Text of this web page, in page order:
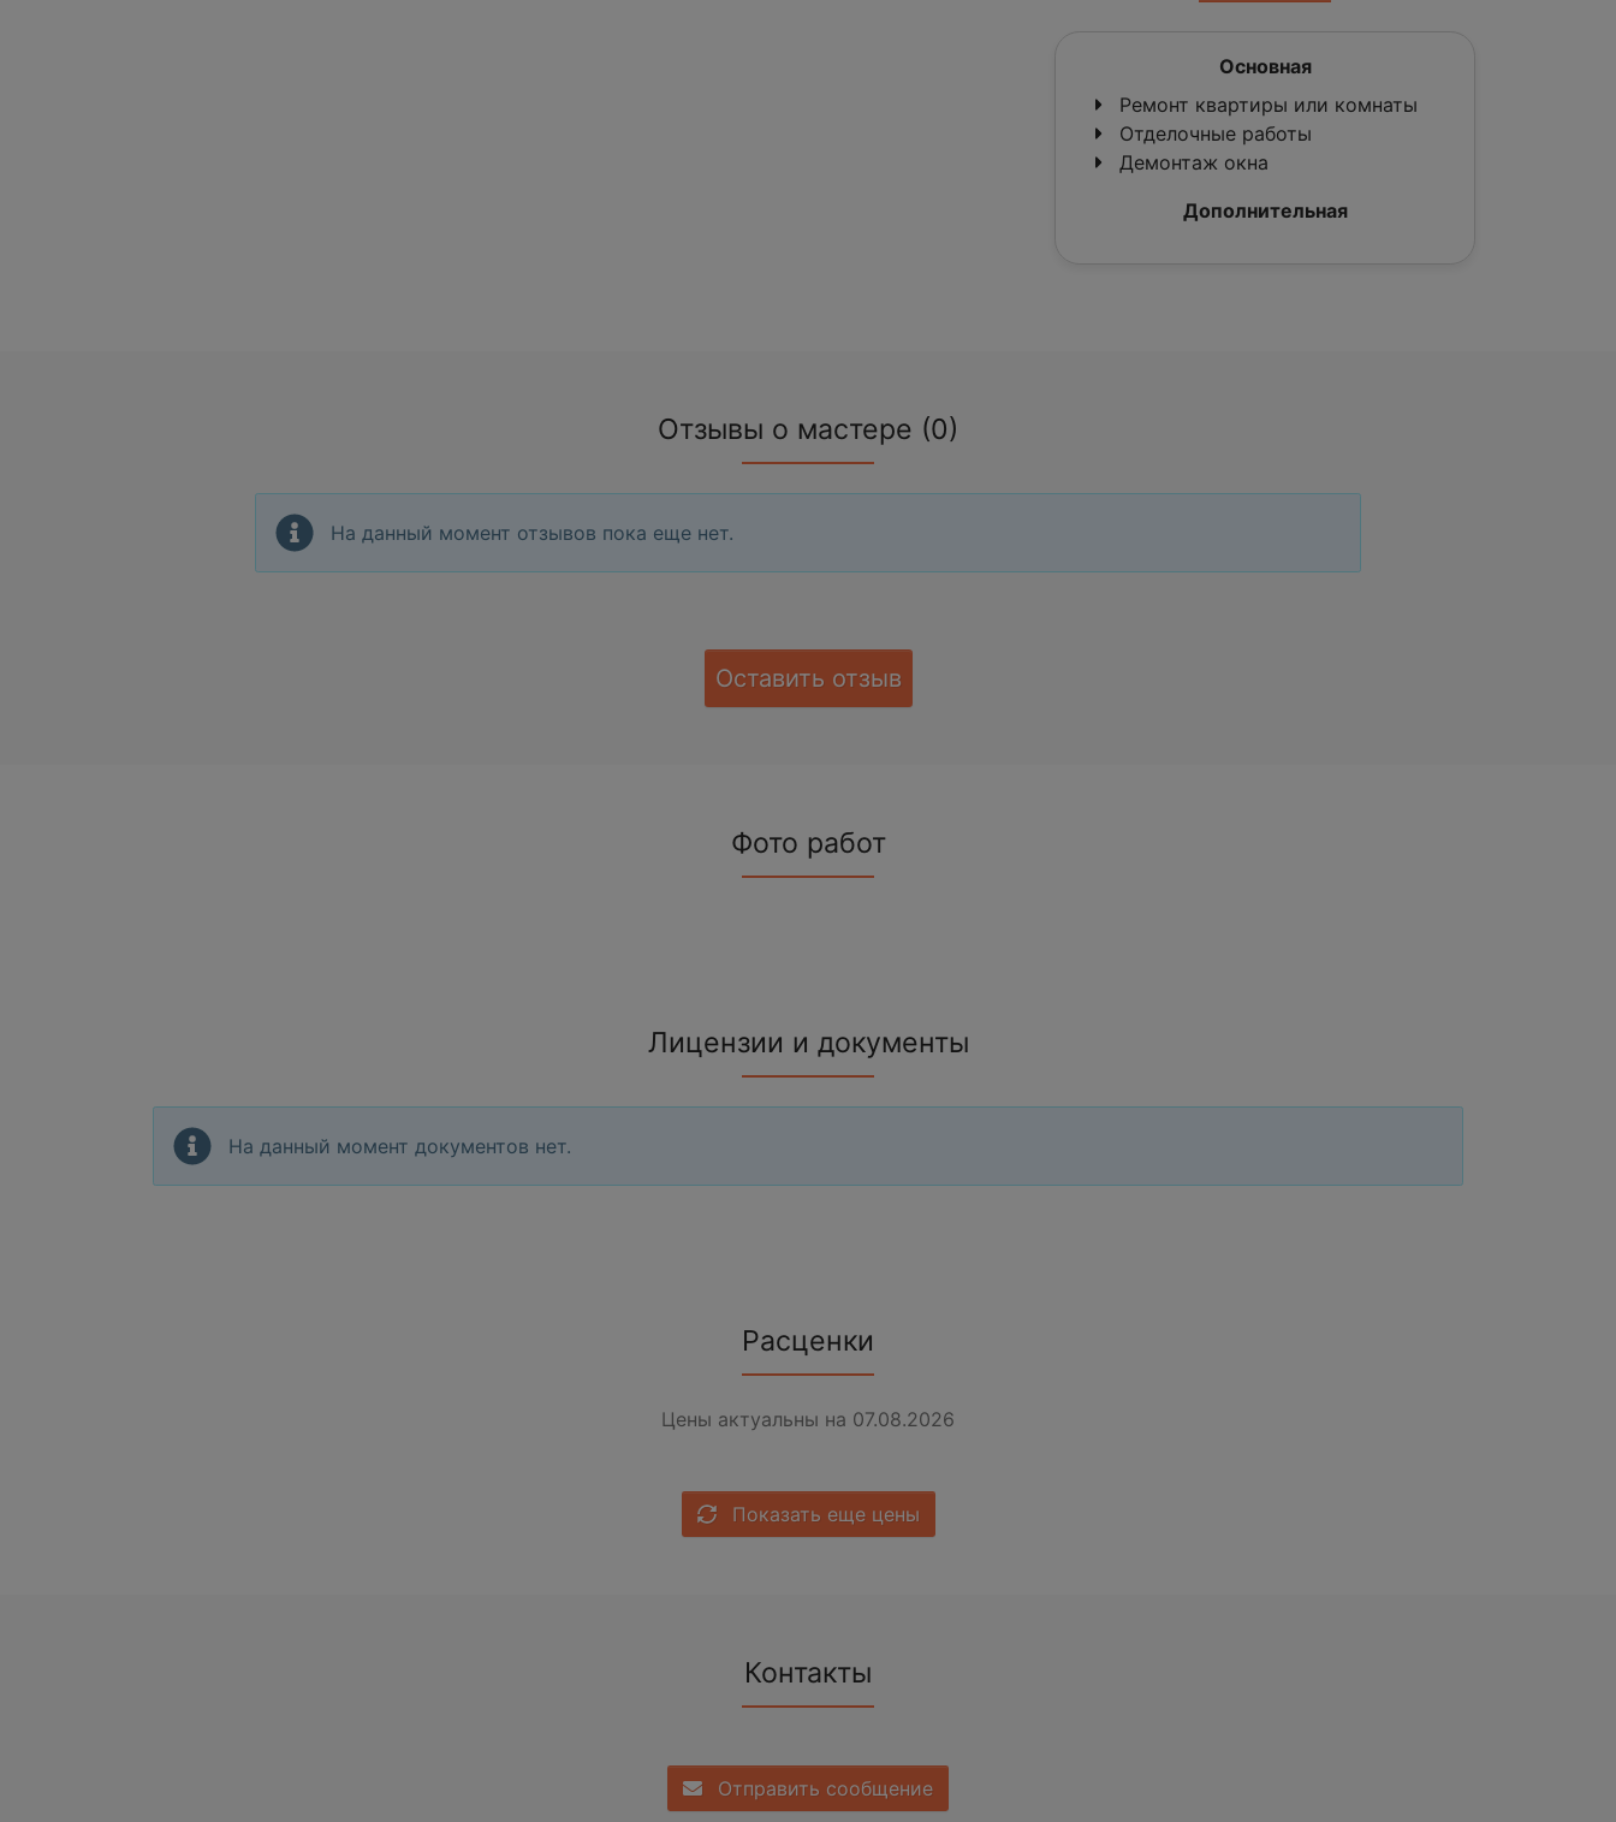
Основная
Ремонт квартиры или комнаты
Отделочные работы
Демонтаж окна
Дополнительная
Отзывы о мастере (0)
На данный момент отзывов пока еще нет.
Оставить отзыв
Фото работ
Лицензии и документы
На данный момент документов нет.
Расценки
Цены актуальны на 07.08.2026
Показать еще цены
Контакты
Отправить сообщение